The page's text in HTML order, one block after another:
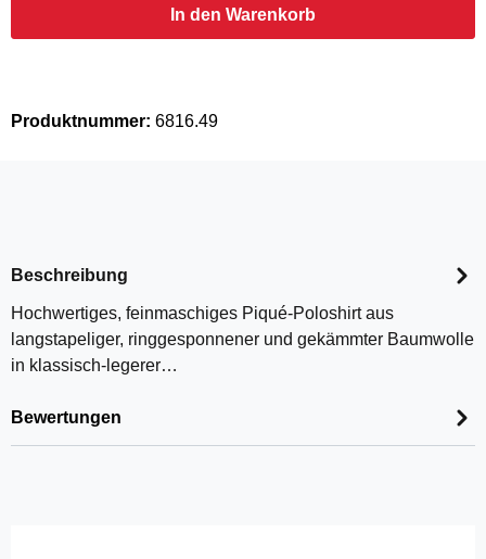
In den Warenkorb
Produktnummer: 6816.49
Beschreibung
Hochwertiges, feinmaschiges Piqué-Poloshirt aus
langstapeliger, ringgesponnener und gekämmter Baumwolle
in klassisch-legerer…
Bewertungen